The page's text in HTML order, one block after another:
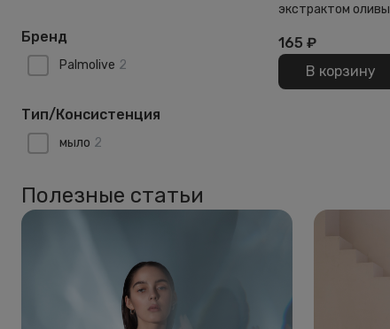
Бренд
Palmolive 2
Тип/Консистенция
мыло 2
экстрактом
165 ₽
В корзину
Полезные статьи